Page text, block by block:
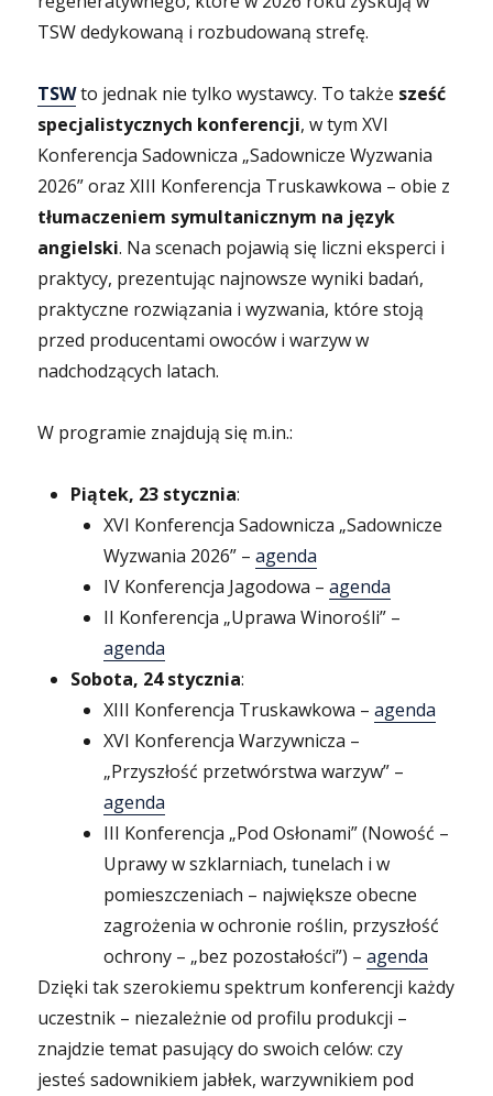
TSW dedykowaną i rozbudowaną strefę.
TSWto jednak nie tylko wystawcy. To także sześć
specjalistycznych konferencji, w tym XVI
Konferencja Sadownicza „Sadownicze Wyzwania
2026” oraz XIII Konferencja Truskawkowa – obie z
tłumaczeniem symultanicznym na język
angielski. Na scenach pojawią się liczni eksperci i
praktycy, prezentując najnowsze wyniki badań,
praktyczne rozwiązania i wyzwania, które stoją
przed producentami owoców i warzyw w
nadchodzących latach.
W programie znajdują się m.in.:
Piątek, 23 stycznia:
XVI Konferencja Sadownicza „Sadownicze
Wyzwania 2026” –agenda
IV Konferencja Jagodowa –agenda
II Konferencja „Uprawa Winorośli” –
agenda
Sobota, 24 stycznia:
XIII Konferencja Truskawkowa –agenda
XVI Konferencja Warzywnicza –
„Przyszłość przetwórstwa warzyw” –
agenda
III Konferencja „Pod Osłonami” (Nowość –
Uprawy w szklarniach, tunelach i w
pomieszczeniach – największe obecne
zagrożenia w ochronie roślin, przyszłość
ochrony – „bez pozostałości”) –agenda
Dzięki tak szerokiemu spektrum konferencji każdy
uczestnik – niezależnie od profilu produkcji –
znajdzie temat pasujący do swoich celów: czy
jesteś sadownikiem jabłek, warzywnikiem pod